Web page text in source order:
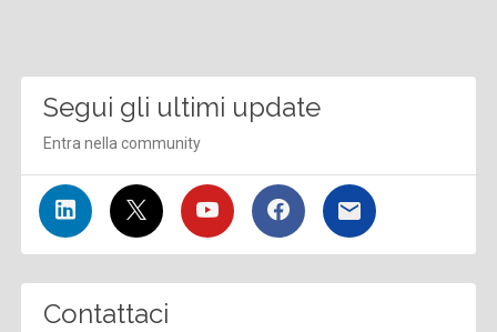
Segui gli ultimi update
Entra nella community
Contattaci